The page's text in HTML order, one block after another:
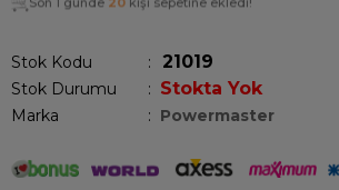
Son 1 günde 20 kişi sepetine ekledi!
Stok Kodu 21019
Stok Durumu : Stokta Yok
Marka : Powermaster